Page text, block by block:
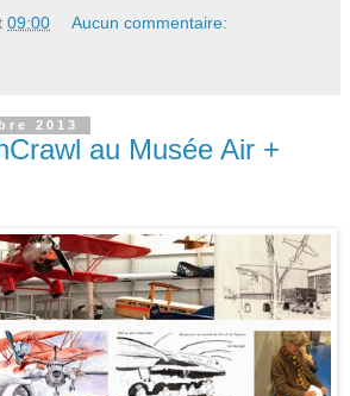
09:00 Aucun commentaire:
2013
au Musée Air +